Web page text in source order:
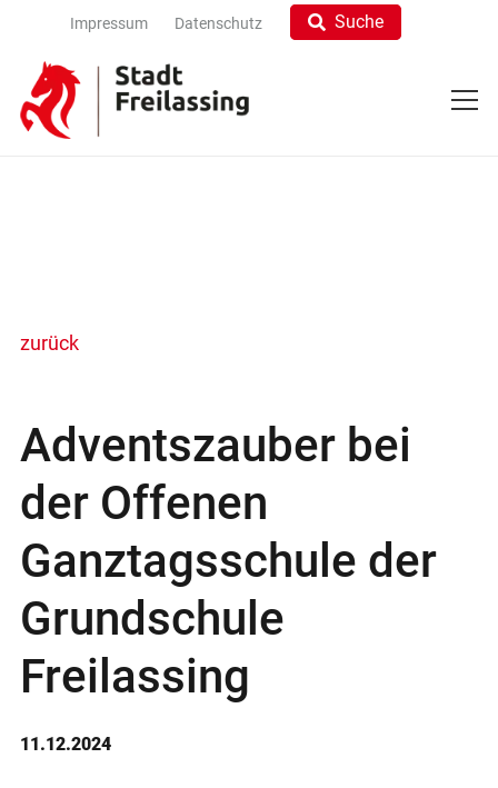
Impressum Datenschutz Suche
zurück
Adventszauber bei
der Offenen
Ganztagsschule der
Grundschule
Freilassing
11.12.2024